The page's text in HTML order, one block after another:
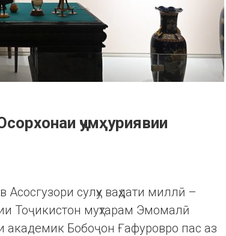
ҷумҳуриявии
сулҳу ваҳдати миллӣ –
Тоҷикистон муҳтарам Эмомалӣ
академик Бобоҷон Ғафуровро пас аз